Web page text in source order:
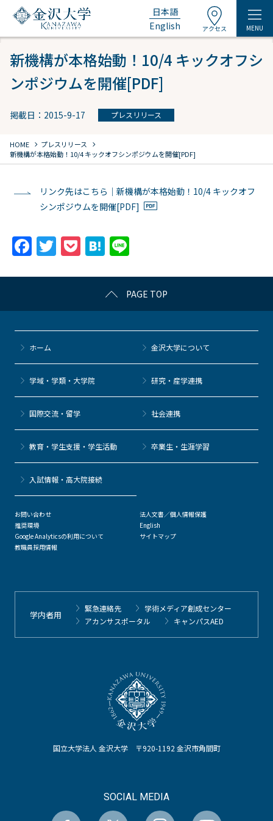
日本語
English
アクセス MENU
新機構が本格始動！10/4 キックオフシ
ンポジウムを開催[PDF]
掲載日：2015-9-17 プレスリリース
HOME chevron_right プレスリリース chevron_right
新機構が本格始動！10/4 キックオフシンポジウムを開催[PDF]
リンク先はこちら｜新機構が本格始動！10/4 キックオフ
シンポジウムを開催[PDF]
F
c
e
b
o
o
k
T
itt
er
P
c
k
et
H
e
n
a
e
PAGE TOP
国立大学法人 金沢大学 〒920-1192 金沢市角間町
SOCIAL MEDIA
ホーム 金沢大学について
学域・学類・大学院 研究・産学連携
国際交流・留学 社会連携
教育・学生支援・学生活動 卒業生・生涯学習
⼊試情報・高大院接続
お問い合わせ
推奨環境
Google Analyticsの利用について
教職員採用情報
法人文書／個人情報保護
English
サイトマップ
学内者用
緊急連絡先
学術メディア創成センター
アカンサスポータル
キャンパスAED